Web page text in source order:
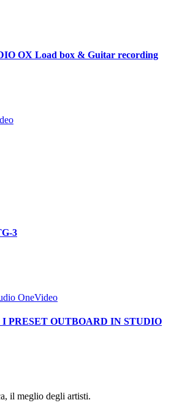
OX Load box & Guitar recording
3
OneVideo
PRESET OUTBOARD IN STUDIO
il meglio degli artisti.